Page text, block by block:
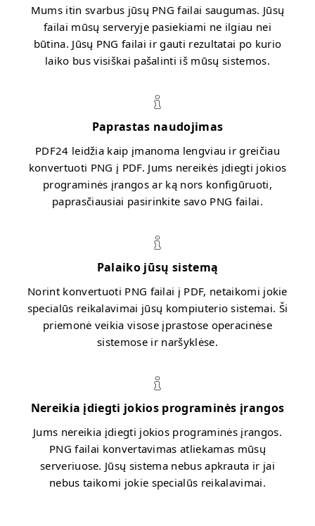
Mums itin svarbus jūsų PNG failai saugumas. Jūsų
failai mūsų serveryje pasiekiami ne ilgiau nei
būtina. Jūsų PNG failai ir gauti rezultatai po kurio
laiko bus visiškai pašalinti iš mūsų sistemos.
Paprastas naudojimas
PDF24 leidžia kaip įmanoma lengviau ir greičiau
konvertuoti PNG į PDF. Jums nereikės įdiegti jokios
programinės įrangos ar ką nors konfigūruoti,
paprasčiausiai pasirinkite savo PNG failai.
Palaiko jūsų sistemą
Norint konvertuoti PNG failai į PDF, netaikomi jokie
specialūs reikalavimai jūsų kompiuterio sistemai. Ši
priemonė veikia visose įprastose operacinėse
sistemose ir naršyklėse.
Nereikia įdiegti jokios programinės įrangos
Jums nereikia įdiegti jokios programinės įrangos.
PNG failai konvertavimas atliekamas mūsų
serveriuose. Jūsų sistema nebus apkrauta ir jai
nebus taikomi jokie specialūs reikalavimai.